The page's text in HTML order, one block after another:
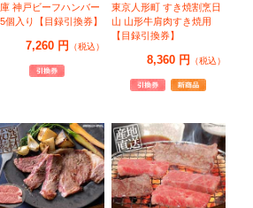
神戸ビーフハンバー
個入り【目録引換券】
7,260 円 （税込）
東京人形町 すき焼割烹日
山 山形牛肩肉すき焼用
【目録引換券】
8,360 円 （税込）